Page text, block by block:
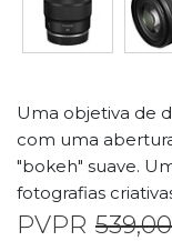
Uma objetiva de
com uma
"bokeh" suave.
fotografias
PVPR